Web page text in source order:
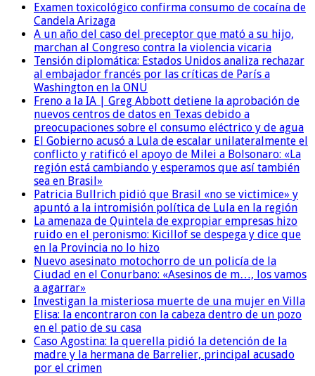
Examen toxicológico confirma consumo de cocaína de
Candela Arizaga
A un año del caso del preceptor que mató a su hijo,
marchan al Congreso contra la violencia vicaria
Tensión diplomática: Estados Unidos analiza rechazar
al embajador francés por las críticas de París a
Washington en la ONU
Freno a la IA | Greg Abbott detiene la aprobación de
nuevos centros de datos en Texas debido a
preocupaciones sobre el consumo eléctrico y de agua
El Gobierno acusó a Lula de escalar unilateralmente el
conflicto y ratificó el apoyo de Milei a Bolsonaro: «La
región está cambiando y esperamos que así también
sea en Brasil»
Patricia Bullrich pidió que Brasil «no se victimice» y
apuntó a la intromisión política de Lula en la región
La amenaza de Quintela de expropiar empresas hizo
ruido en el peronismo: Kicillof se despega y dice que
en la Provincia no lo hizo
Nuevo asesinato motochorro de un policía de la
Ciudad en el Conurbano: «Asesinos de m…, los vamos
a agarrar»
Investigan la misteriosa muerte de una mujer en Villa
Elisa: la encontraron con la cabeza dentro de un pozo
en el patio de su casa
Caso Agostina: la querella pidió la detención de la
madre y la hermana de Barrelier, principal acusado
por el crimen